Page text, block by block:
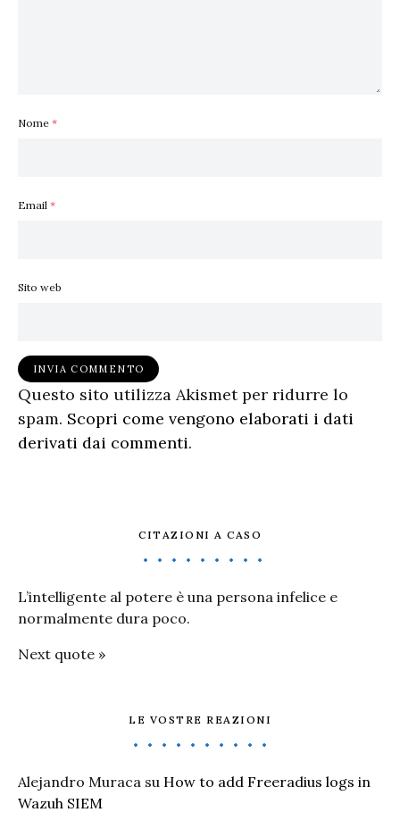
Nome *
Email *
Sito web
Questo sito utilizza Akismet per ridurre lo
spam. Scopri come vengono elaborati i dati
derivati dai commenti.
CITAZIONI A CASO
L’intelligente al potere è una persona infelice e
normalmente dura poco.
Next quote »
LE VOSTRE REAZIONI
Alejandro Muraca su How to add Freeradius logs in
Wazuh SIEM